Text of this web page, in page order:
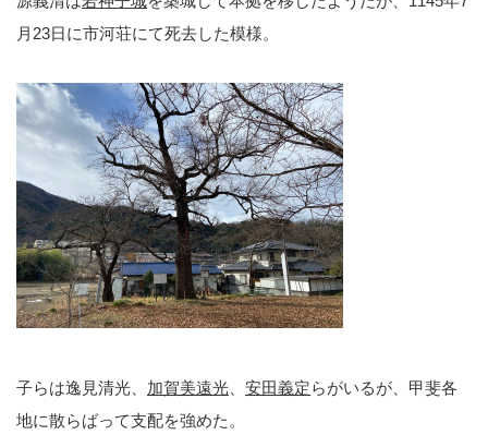
月23日に市河荘にて死去した模様。
子らは逸見清光、 加賀美遠光 安田義定らがいるが、甲斐各
地に散らばって支配を強めた。